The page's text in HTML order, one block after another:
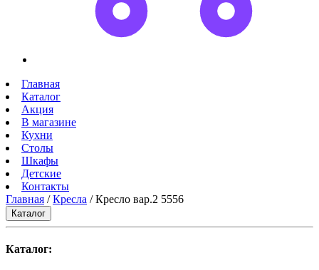
Главная
Каталог
Акция
В магазине
Кухни
Столы
Шкафы
Детские
Контакты
Главная /Кресла / Кресло вар.2 5556
Каталог
Каталог: